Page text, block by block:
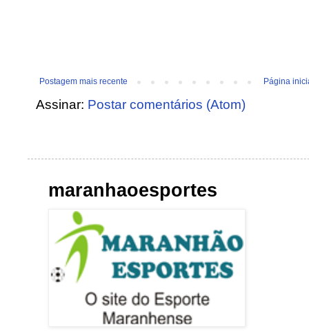
Postagem mais recente Página
Assinar: Postar comentários (Atom)
maranhaoesportes